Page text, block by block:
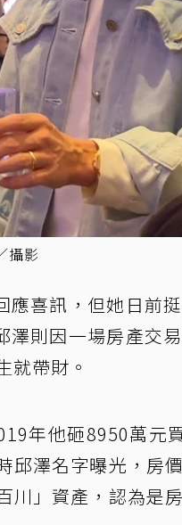
攝影
喜訊，但她日前
則因一場房產交
就帶財。
年他砸8950萬元
澤名字曝光，房
川」資產，認為是